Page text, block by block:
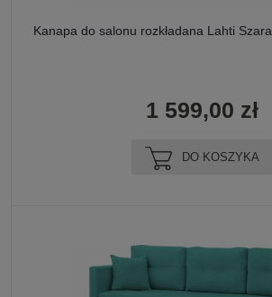
Kanapa do salonu rozkładana Lahti Szara
1 599,00 zł
DO KOSZYKA